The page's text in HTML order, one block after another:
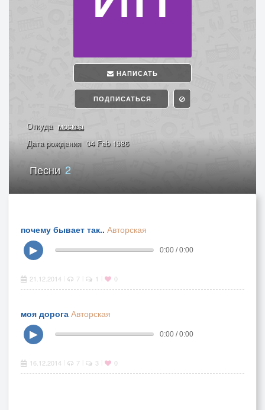
НАПИСАТЬ
ПОДПИСАТЬСЯ
Откуда москва
Дата рождения 04 Feb 1986
Песни2
почему бывает так.. Авторская
▶
0:00 / 0:00
21.12.2014 7 1 0
моя дорога Авторская
▶
0:00 / 0:00
16.12.2014 7 3 0